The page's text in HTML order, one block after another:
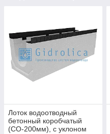
Лоток водоотводный
бетонный коробчатый
(СО-200мм), с уклоном